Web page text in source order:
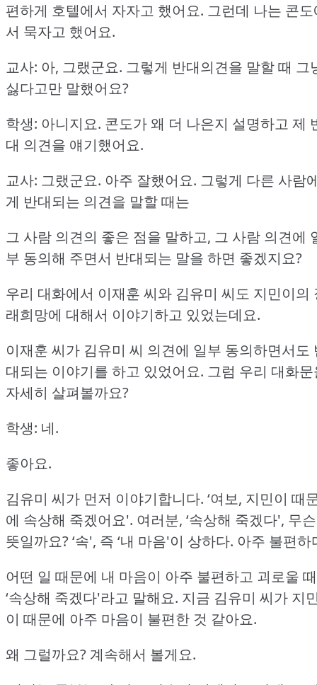
편하게 호텔에서 자자고 했어요. 그런데 나는 콘
서 묵자고 했어요.
교사: 아, 그랬군요. 그렇게 반대의견을 말할 때 그
싫다고만 말했어요?
학생: 아니지요. 콘도가 왜 더 나은지 설명하고 제
대 의견을 얘기했어요.
교사: 그랬군요. 아주 잘했어요. 그렇게 다른 사람
게 반대되는 의견을 말할 때는
그 사람 의견의 좋은 점을 말하고, 그 사람 의견에
부 동의해 주면서 반대되는 말을 하면 좋겠지요?
우리 대화에서 이재훈 씨와 김유미 씨도 지민이의
래희망에 대해서 이야기하고 있었는데요.
이재훈 씨가 김유미 씨 의견에 일부 동의하면서도
대되는 이야기를 하고 있었어요. 그럼 우리 대화
자세히 살펴볼까요?
학생: 네.
좋아요.
김유미 씨가 먼저 이야기합니다. ‘여보, 지민이 때
에 속상해 죽겠어요'. 여러분, ‘속상해 죽겠다', 무슨
뜻일까요?‘속', 즉 ‘내 마음'이 상하다. 아주 불편하
어떤 일 때문에 내 마음이 아주 불편하고 괴로울 때
‘속상해 죽겠다'라고 말해요. 지금 김유미 씨가 지
이 때문에 아주 마음이 불편한 것 같아요.
왜 그럴까요? 계속해서 볼게요.